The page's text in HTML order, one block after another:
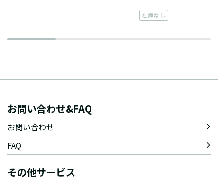
在庫なし
お問い合わせ&FAQ
お問い合わせ
FAQ
その他サービス